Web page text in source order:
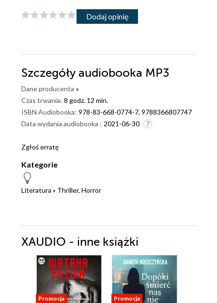
Dodaj opinię
Szczegóły audiobooka MP3
Dane producenta »
Czas trwania: 8 godz. 12 min.
ISBN Audiobooka: 978-83-668-0774-7, 9788366807747
Data wydania audiobooka : 2021-06-30
Zgłoś erratę
Kategorie
Literatura » Thriller, Horror
XAUDIO - inne książki
Promocja Promocja